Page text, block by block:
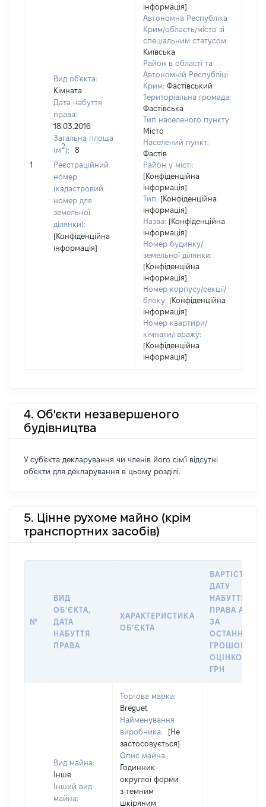
1
Вид об'єкта:
Кімната
Дата набуття
права:
18.03.2016
Загальна площа
(м2):
8
Реєстраційний
номер
(кадастровий
номер для
земельної
ділянки):
[Конфіденційна
інформація]
інформація]
Автономна Республіка
Крим/область/місто зі
спеціальним статусом:
Київська
Район в області та
Автономній Республіці
Крим: Фастівський
Територіальна громада:
Фастівська
Тип населеного пункту:
Місто
Населений пункт:
Фастів
Район у місті:
[Конфіденційна
інформація]
Тип: [Конфіденційна
інформація]
Назва: [Конфіденційна
інформація]
Номер будинку/
земельної ділянки:
[Конфіденційна
інформація]
Номер корпусу/секції/
блоку: [Конфіденційна
інформація]
Номер квартири/
кімнати/гаражу:
[Конфіденційна
інформація]
4. Об'єкти незавершеного
будівництва
У суб'єкта декларування чи членів його сім'ї відсутні
об'єкти для декларування в цьому розділі.
5. Цінне рухоме майно (крім
транспортних засобів)
№
ВИД
ОБʼЄКТА,
ДАТА
НАБУТТЯ
ПРАВА
ХАРАКТЕРИСТИКА
ОБʼЄКТА
ВАРТІСТЬ НА
ДАТУ
НАБУТТЯ
ПРАВА АБО
ЗА
ОСТАННЬОЮ
ГРОШОВОЮ
ОЦІНКОЮ,
ГРН
Вид майна:
Інше
Інший вид
майна:
Торгова марка:
Breguet
Найменування
виробника:
[Не
застосовується]
Опис майна:
Годинник
округлої форми
з темним
шкіряним